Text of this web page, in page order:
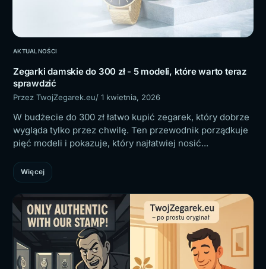
AKTUALNOŚCI
Zegarki damskie do 300 zł - 5 modeli, które warto teraz
sprawdzić
Przez TwojZegarek.eu/ 1 kwietnia, 2026
W budżecie do 300 zł łatwo kupić zegarek, który dobrze
wygląda tylko przez chwilę. Ten przewodnik porządkuje
pięć modeli i pokazuje, który najłatwiej nosić...
Więcej